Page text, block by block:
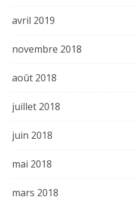
avril 2019
novembre 2018
août 2018
juillet 2018
juin 2018
mai 2018
mars 2018